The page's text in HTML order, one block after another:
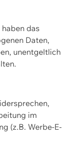
das
Daten,
unentgeltlich
im
(z.B. Werbe-E-